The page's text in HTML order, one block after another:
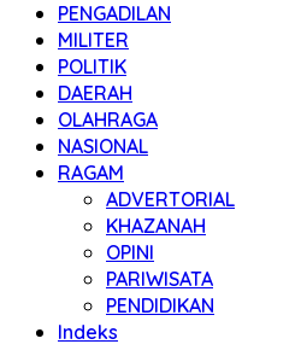
PENGADILAN
MILITER
POLITIK
DAERAH
OLAHRAGA
NASIONAL
RAGAM
ADVERTORIAL
KHAZANAH
OPINI
PARIWISATA
PENDIDIKAN
Indeks